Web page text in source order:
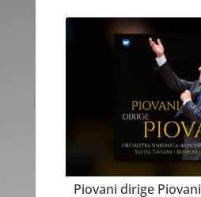
Piovani dirige Piovani